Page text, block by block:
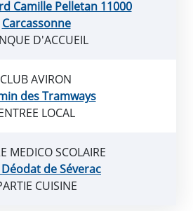
Camille Pelletan 11000
Carcassonne
D'ACCUEIL
CLUB AVIRON
des Tramways
LOCAL
MEDICO SCOLAIRE
de Séverac
CUISINE